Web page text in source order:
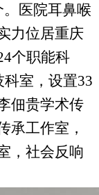
医院耳鼻喉
力位居重庆
个职能科
室，设置33
佃贵学术传
承工作室，
，社会反响